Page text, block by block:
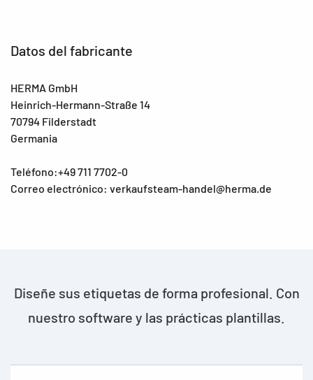
Datos del fabricante
HERMA GmbH
Heinrich-Hermann-Straße 14
70794 Filderstadt
Germania
Teléfono:+49 711 7702-0
Correo electrónico: verkaufsteam-handel@herma.de
Diseñe sus etiquetas de forma profesional. Con
nuestro software y las prácticas plantillas.